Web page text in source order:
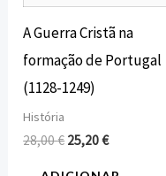
A Guerra Cristã na
formação de Portugal
(1128-1249)
História
28,00€ 25,20€